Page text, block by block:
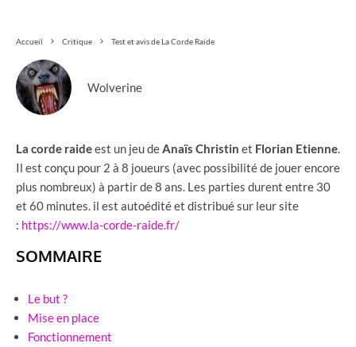
Accueil Critique Test et avis de La Corde Raide
Wolverine
La corde raideest un jeu deAnaïs Christin et Florian Etienne.
Il est conçu pour 2 à 8 joueurs (avec possibilité de jouer encore
plus nombreux) à partir de 8 ans. Les parties durent entre 30
et 60 minutes. il est autoédité et distribué sur leur site
: https://www.la-corde-raide.fr/
SOMMAIRE
Le but ?
Mise en place
Fonctionnement